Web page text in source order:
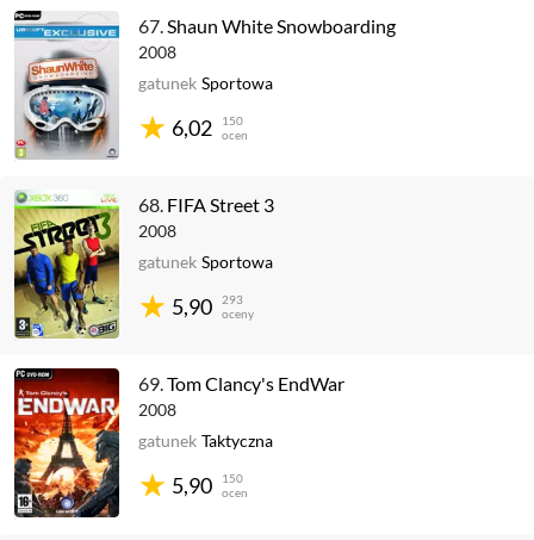
67.Shaun White Snowboarding
2008
6,02
150
ocen
gatunek Sportowa
68. FIFA Street 3
2008
5,90
293
oceny
gatunek Sportowa
69.Tom Clancy's EndWar
2008
5,90
150
ocen
gatunek Taktyczna